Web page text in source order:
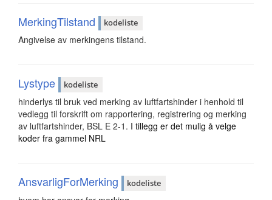
MerkingTilstand kodeliste
Angivelse av merkingens tilstand.
Lystype kodeliste
hinderlys til bruk ved merking av luftfartshinder i henhold til
vedlegg til forskrift om rapportering, registrering og merking
av luftfartshinder, BSL E 2-1. I tillegg er det mulig å velge
koder fra gammel NRL
AnsvarligForMerking kodeliste